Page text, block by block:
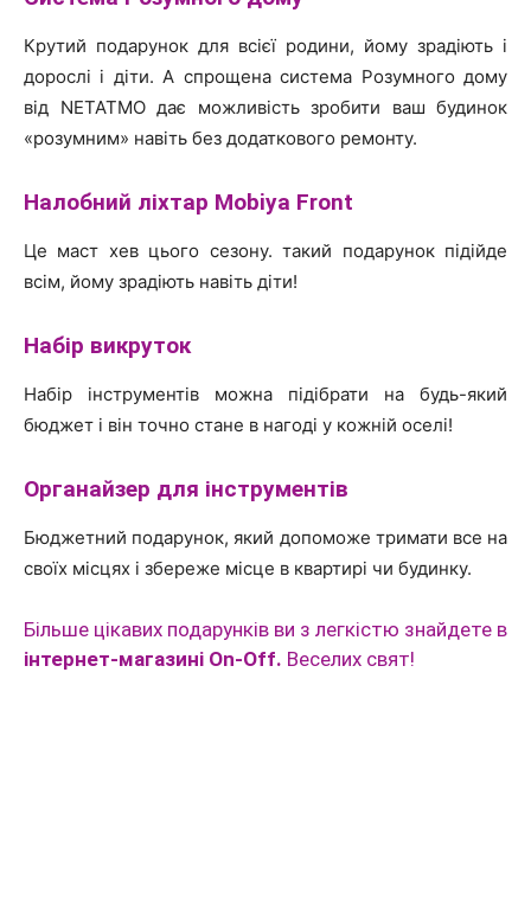
Крутий подарунок для всієї родини, йому зрадіють і
дорослі і діти. А спрощена система Розумного дому
від NETATMO дає можливість зробити ваш будинок
«розумним» навіть без додаткового ремонту.
Налобний ліхтар Mobiya Front
Це маст хев цього сезону. такий подарунок підійде
всім, йому зрадіють навіть діти!
Набір викруток
Набір інструментів можна підібрати на будь-який
бюджет і він точно стане в нагоді у кожній оселі!
Органайзер для інструментів
Бюджетний подарунок, який допоможе тримати все на
своїх місцях і збереже місце в квартирі чи будинку.
Більше цікавих подарунків ви з легкістю знайдете в
інтернет-магазині On-Off. Веселих свят!